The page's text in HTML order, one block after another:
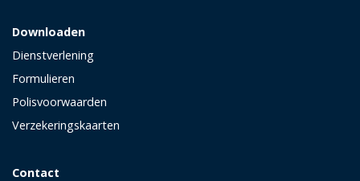
Downloaden
Dienstverlening
Formulieren
Polisvoorwaarden
Verzekeringskaarten
Contact